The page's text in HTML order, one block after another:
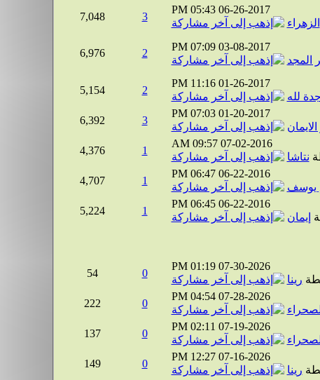
06-26-2017
05:43 PM
الزهراء
3
7,048
03-08-2017
07:09 PM
المجد
2
6,976
01-26-2017
11:16 PM
لله
2
5,154
01-20-2017
07:03 PM
3
6,392
07-02-2016
09:57 AM
نتاشا
1
4,376
06-22-2016
06:47 PM
يوسف
1
4,707
06-22-2016
06:45 PM
إيمان
1
5,224
07-30-2026
01:19 PM
رينا
0
54
07-28-2026
04:54 PM
0
222
07-19-2026
02:11 PM
0
137
07-16-2026
12:27 PM
رينا
0
149